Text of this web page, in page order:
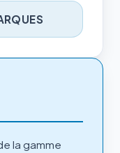
la gamme